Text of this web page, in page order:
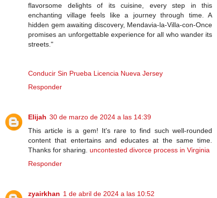
flavorsome delights of its cuisine, every step in this
enchanting village feels like a journey through time. A
hidden gem awaiting discovery, Mendavia-la-Villa-con-Once
promises an unforgettable experience for all who wander its
streets."
Conducir Sin Prueba Licencia Nueva Jersey
Responder
Elijah 30 de marzo de 2024 a las 14:39
This article is a gem! It's rare to find such well-rounded
content that entertains and educates at the same time.
Thanks for sharing. uncontested divorce process in Virginia
Responder
zyairkhan 1 de abril de 2024 a las 10:52